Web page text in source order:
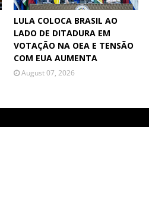
LULA COLOCA BRASIL AO
LADO DE DITADURA EM
VOTAÇÃO NA OEA E TENSÃO
COM EUA AUMENTA
August 07, 2026